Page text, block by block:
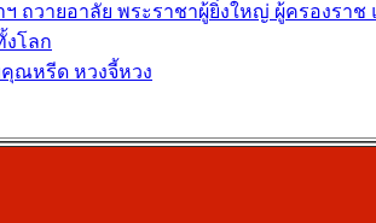
ถวายอาลัย พระราชาผู้ยิ่งใหญ่ ผู้ครองราช
งโลก
คุณหรีด หวงจี้หวง